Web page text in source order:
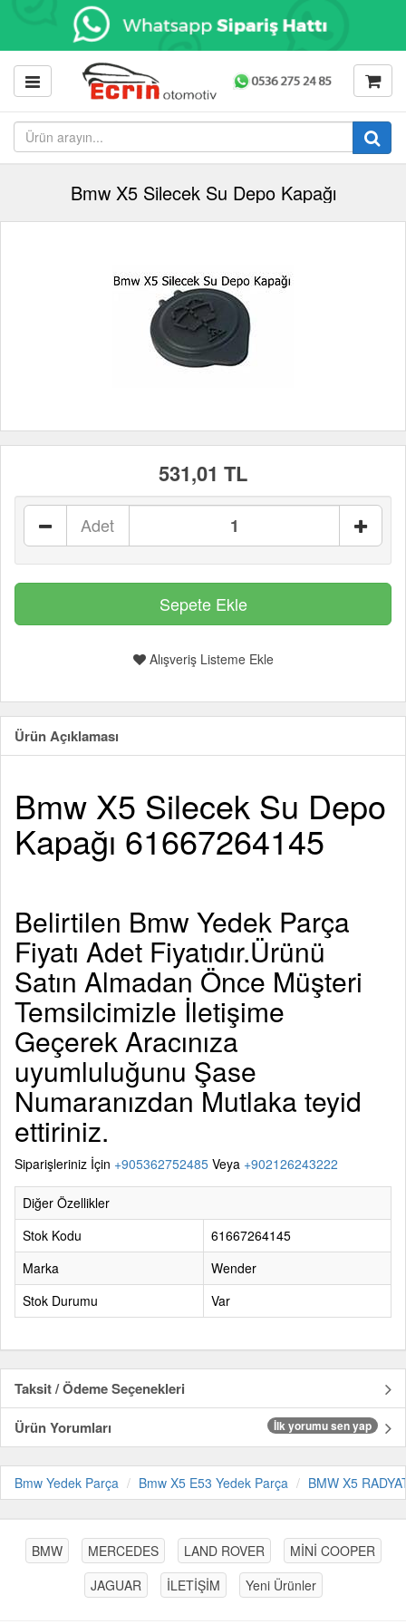
Bmw X5 Silecek Su Depo Kapağı
531,01 TL
Adet
Alışveriş Listeme Ekle
Ürün Açıklaması
Bmw X5 Silecek Su Depo
Kapağı 61667264145
Belirtilen Bmw Yedek Parça
Fiyatı Adet Fiyatıdır.Ürünü
Satın Almadan Önce Müşteri
Temsilcimizle İletişime
Geçerek Aracınıza
uyumluluğunu Şase
Numaranızdan Mutlaka teyid
ettiriniz.
Siparişleriniz İçin +905362752485 Veya +902126243222
Diğer Özellikler
Stok Kodu
61667264145
Marka
Wender
Stok Durumu
Var
Taksit / Ödeme Seçenekleri
Ürün Yorumları
İlk yorumu sen yap
Bmw Yedek Parça Bmw X5 E53 Yedek Parça BMW X5
BMW MERCEDES LAND ROVER
MİNİ COOPER
JAGUAR
İLETİŞİM Yeni Ürünler